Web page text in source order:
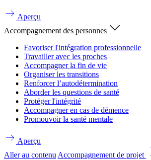
Aperçu
Accompagnement des personnes
Favoriser l'intégration professionnelle
Travailler avec les proches
Accompagner la fin de vie
Organiser les transitions
Renforcer l’autodétermination
Aborder les questions de santé
Protéger l'intégrité
Accompagner en cas de démence
Promouvoir la santé mentale
Aperçu
Aller au contenu Accompagnement de projet